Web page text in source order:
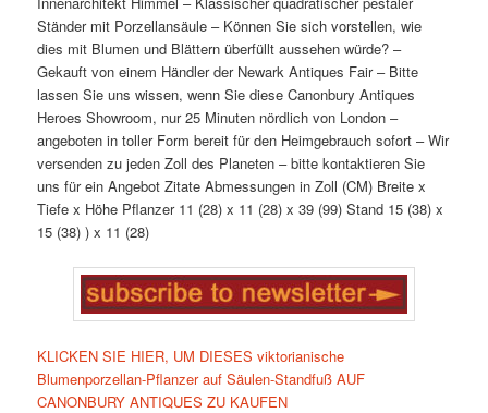
Ständer mit Porzellansäule – Können Sie sich vorstellen, wie
dies mit Blumen und Blättern überfüllt aussehen würde? –
Gekauft von einem Händler der Newark Antiques Fair – Bitte
lassen Sie uns wissen, wenn Sie diese Canonbury Antiques
Heroes Showroom, nur 25 Minuten nördlich von London –
angeboten in toller Form bereit für den Heimgebrauch sofort – Wir
versenden zu jeden Zoll des Planeten – bitte kontaktieren Sie
uns für ein Angebot Zitate Abmessungen in Zoll (CM) Breite x
Tiefe x Höhe Pflanzer 11 (28) x 11 (28) x 39 (99) Stand 15 (38) x
15 (38) ) x 11 (28)
KLICKEN SIE HIER, UM DIESES viktorianische
Blumenporzellan-Pflanzer auf Säulen-Standfuß AUF
CANONBURY ANTIQUES ZU KAUFEN